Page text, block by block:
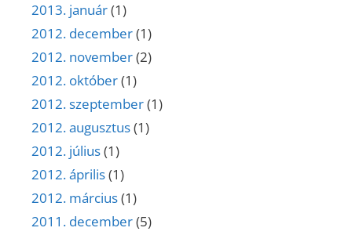
2013. január(1)
2012. december(1)
2012. november(2)
2012. október(1)
2012. szeptember(1)
2012. augusztus(1)
2012. július(1)
2012. április(1)
2012. március(1)
2011. december(5)